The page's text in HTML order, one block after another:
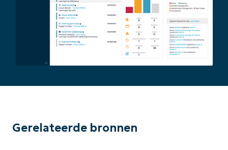
Gerelateerde bronnen
Begin uw trial van 14 dagen
Geen creditcard nodig, volledige toegang tot
Land